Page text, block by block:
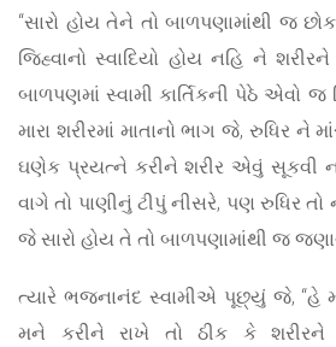
“સારો હોય તેને તો બાળપણામાંથી જ
જિહ્વાનો સ્વાદિયો હોય નહિ ને
બાળપણમાં સ્વામી કાર્તિકની પેઠે એવો
મારા શરીરમાં માતાનો ભાગ જે, રુધિર ને
ઘણેક પ્રયત્ને કરીને શરીર એવું સૂકવી
વાગે તો પાણીનું ટીપું નીસરે, પણ રુધિર
જે સારો હોય તે તો બાળપણામાંથી જ
ત્યારે ભજનાનંદ સ્વામીએ પૂછ્યું જે, “હે
મને કરીને રાખે તો ઠીક કે શરીરને